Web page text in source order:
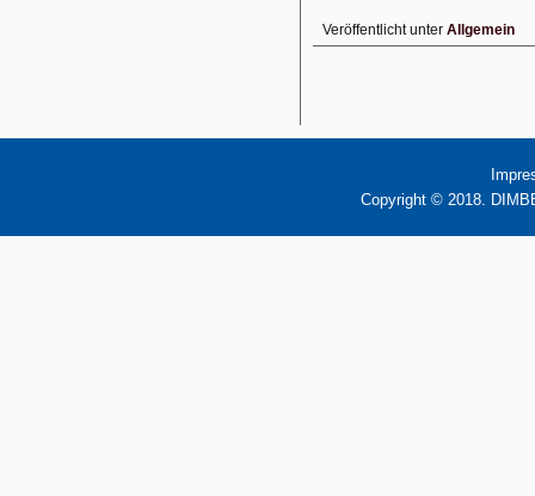
Veröffentlicht unter Allgemein
Copyright © 2018.